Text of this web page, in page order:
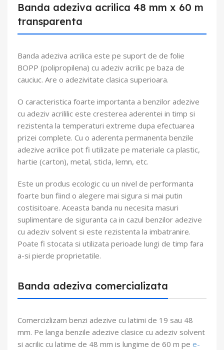
Banda adeziva acrilica 48 mm x 60 m
transparenta
Banda adeziva acrilica este pe suport de de folie
BOPP (polipropilena) cu adeziv acrilic pe baza de
cauciuc. Are o adezivitate clasica superioara.
O caracteristica foarte importanta a benzilor adezive
cu adeziv acrililic este cresterea aderentei in timp si
rezistenta la temperaturi extreme dupa efectuarea
prizei complete. Cu o aderenta permanenta benzile
adezive acrilice pot fi utilizate pe materiale ca plastic,
hartie (carton), metal, sticla, lemn, etc.
Este un produs ecologic cu un nivel de performanta
foarte bun fiind o alegere mai sigura si mai putin
costisitoare. Aceasta banda nu necesita masuri
suplimentare de siguranta ca in cazul benzilor adezive
cu adeziv solvent si este rezistenta la imbatranire.
Poate fi stocata si utilizata perioade lungi de timp fara
a-si pierde proprietatile.
Banda adeziva comercializata
Comercizlizam benzi adezive cu latimi de 19 sau 48
mm. Pe langa benzile adezive clasice cu adeziv solvent
si acrilic cu latime de 48 mm is lungime de 60 m pe e-